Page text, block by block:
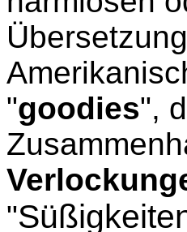
"goodies",
"